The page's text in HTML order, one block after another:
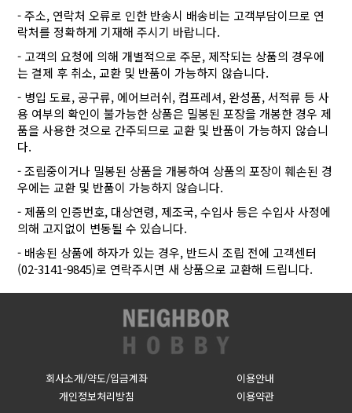
- 주소, 연락처 오류로 인한 반송시 배송비는 고객부담이므로 연
락처를 정확하게 기재해 주시기 바랍니다.
- 고객의 요청에 의해 개별적으로 주문, 제작되는 상품의 경우에
는 결제 후 취소, 교환 및 반품이 가능하지 않습니다.
- 병입 도료, 공구류, 에어브러쉬, 컴프레셔, 완성품, 서적류 등 사
용 여부의 확인이 불가능한 상품은 밀봉된 포장을 개봉한 경우 제
품을 사용한 것으로 간주되므로 교환 및 반품이 가능하지 않습니
다.
- 조립중이거나 밀봉된 상품을 개봉하여 상품의 포장이 훼손된 경
우에는 교환 및 반품이 가능하지 않습니다.
- 제품의 인증번호, 대상연령, 제조국, 수입사 등은 수입사 사정에
의해 고지없이 변동될 수 있습니다.
- 배송된 상품에 하자가 있는 경우, 반드시 조립 전에 고객센터
(02-3141-9845)로 연락주시면 새 상품으로 교환해 드립니다.
회사소개/약도/입금계좌
이용안내
개인정보처리방침
이용약관